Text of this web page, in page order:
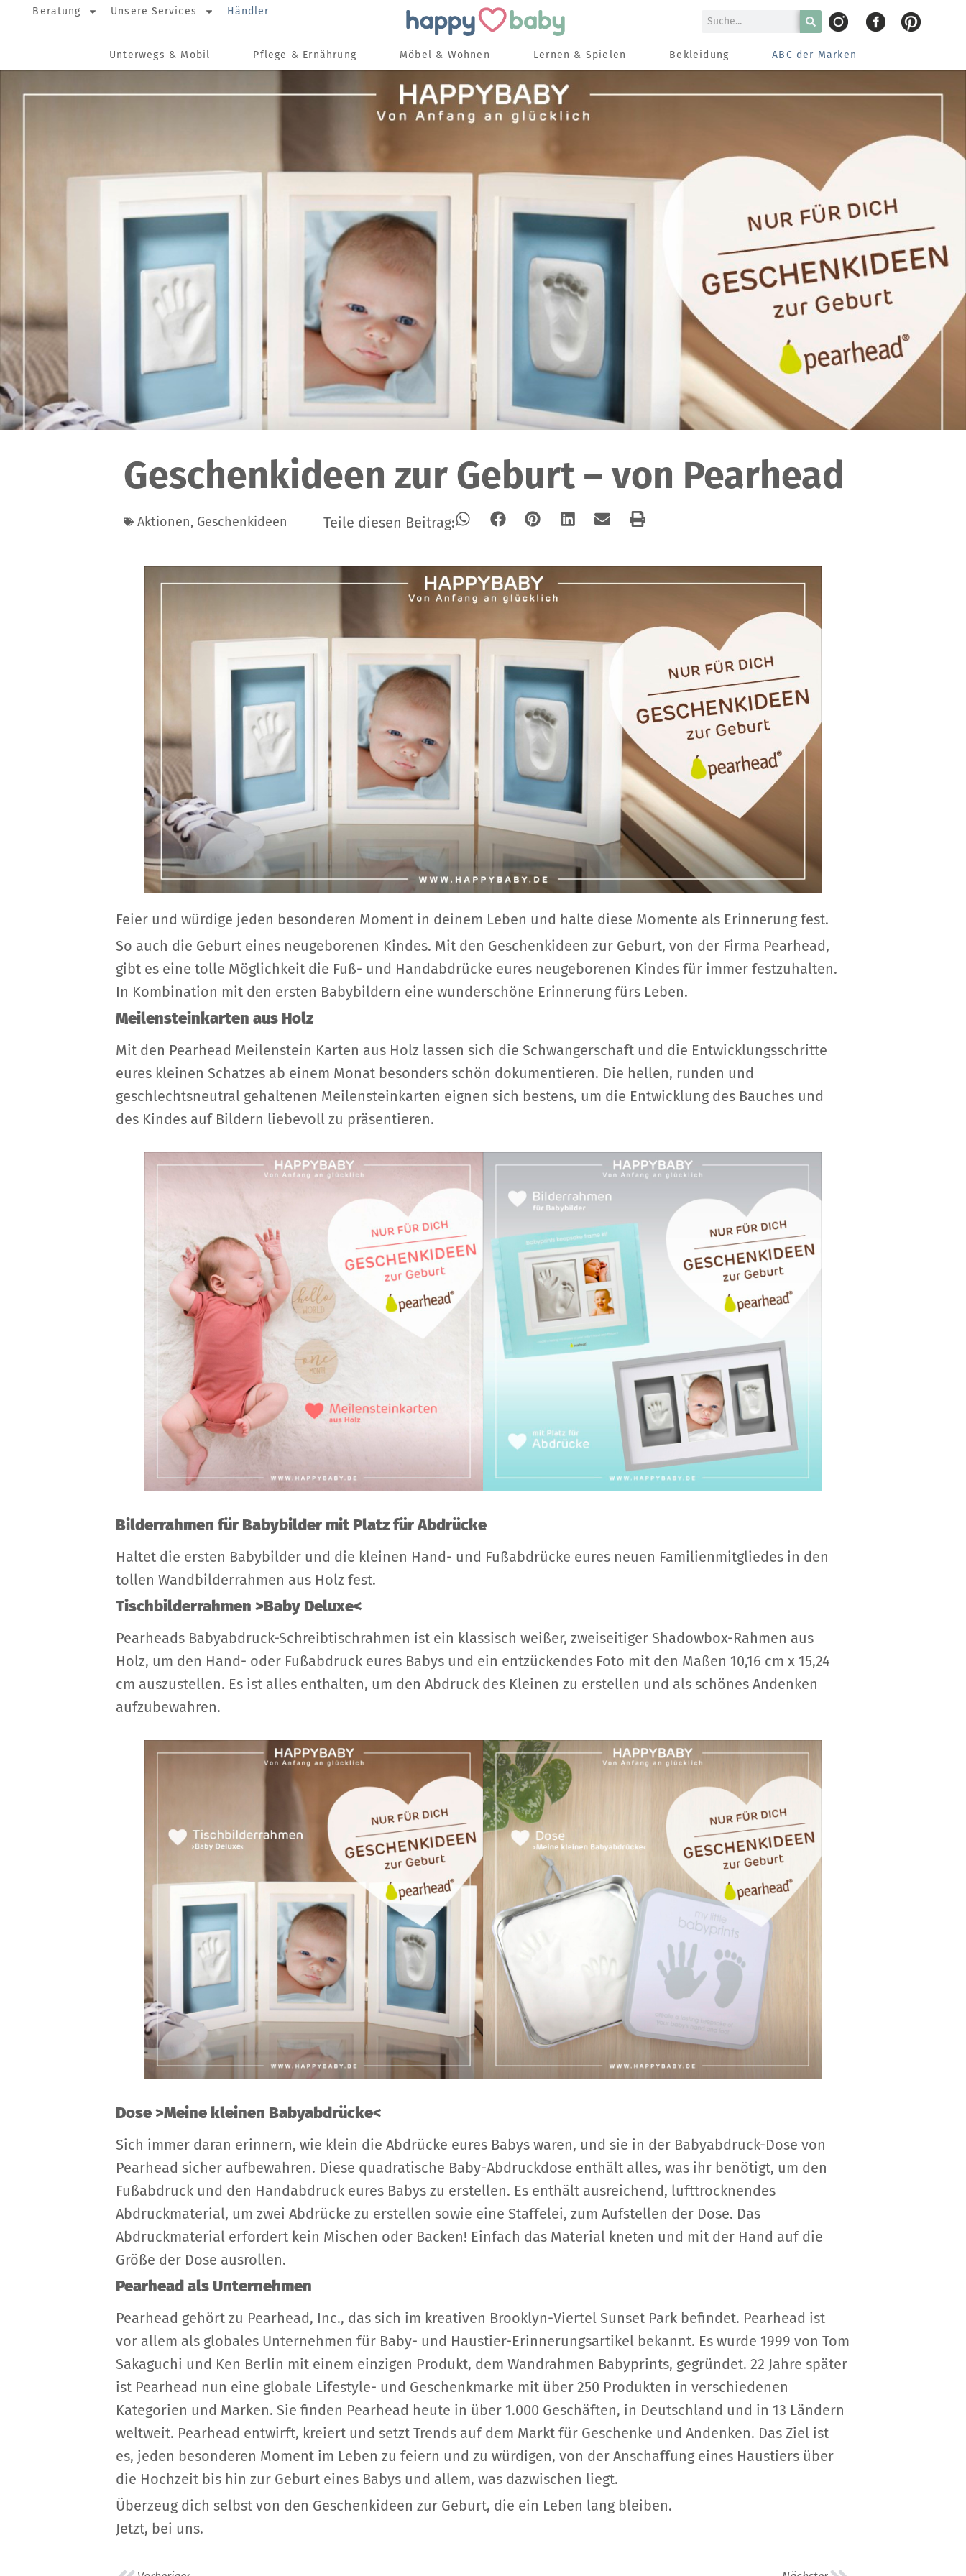
Beratung Unsere Services Händler
Unterwegs & Mobil Pflege & Ernährung Möbel & Wohnen Lernen & Spielen Bekleidung ABC der Marken
Geschenkideen zur Geburt – von Pearhead
Aktionen, Geschenkideen Teile diesen Beitrag:
Feier und würdige jeden besonderen Moment in deinem Leben und halte diese Momente als Erinnerung fest.
So auch die Geburt eines neugeborenen Kindes. Mit den Geschenkideen zur Geburt, von der Firma Pearhead,
gibt es eine tolle Möglichkeit die Fuß- und Handabdrücke eures neugeborenen Kindes für immer festzuhalten.
In Kombination mit den ersten Babybildern eine wunderschöne Erinnerung fürs Leben.
Meilensteinkarten aus Holz
Mit den Pearhead Meilenstein Karten aus Holz lassen sich die Schwangerschaft und die Entwicklungsschritte
eures kleinen Schatzes ab einem Monat besonders schön dokumentieren. Die hellen, runden und
geschlechtsneutral gehaltenen Meilensteinkarten eignen sich bestens, um die Entwicklung des Bauches und
des Kindes auf Bildern liebevoll zu präsentieren.
Bilderrahmen für Babybilder mit Platz für Abdrücke
Haltet die ersten Babybilder und die kleinen Hand- und Fußabdrücke eures neuen Familienmitgliedes in den
tollen Wandbilderrahmen aus Holz fest.
Tischbilderrahmen >Baby Deluxe<
Pearheads Babyabdruck-Schreibtischrahmen ist ein klassisch weißer, zweiseitiger Shadowbox-Rahmen aus
Holz, um den Hand- oder Fußabdruck eures Babys und ein entzückendes Foto mit den Maßen 10,16 cm x 15,24
cm auszustellen. Es ist alles enthalten, um den Abdruck des Kleinen zu erstellen und als schönes Andenken
aufzubewahren.
Dose >Meine kleinen Babyabdrücke<
Sich immer daran erinnern, wie klein die Abdrücke eures Babys waren, und sie in der Babyabdruck-Dose von
Pearhead sicher aufbewahren. Diese quadratische Baby-Abdruckdose enthält alles, was ihr benötigt, um den
Fußabdruck und den Handabdruck eures Babys zu erstellen. Es enthält ausreichend, lufttrocknendes
Abdruckmaterial, um zwei Abdrücke zu erstellen sowie eine Staffelei, zum Aufstellen der Dose. Das
Abdruckmaterial erfordert kein Mischen oder Backen! Einfach das Material kneten und mit der Hand auf die
Größe der Dose ausrollen.
Pearhead als Unternehmen
Pearhead gehört zu Pearhead, Inc., das sich im kreativen Brooklyn-Viertel Sunset Park befindet. Pearhead ist
vor allem als globales Unternehmen für Baby- und Haustier-Erinnerungsartikel bekannt. Es wurde 1999 von Tom
Sakaguchi und Ken Berlin mit einem einzigen Produkt, dem Wandrahmen Babyprints, gegründet. 22 Jahre später
ist Pearhead nun eine globale Lifestyle- und Geschenkmarke mit über 250 Produkten in verschiedenen
Kategorien und Marken. Sie finden Pearhead heute in über 1.000 Geschäften, in Deutschland und in 13 Ländern
weltweit. Pearhead entwirft, kreiert und setzt Trends auf dem Markt für Geschenke und Andenken. Das Ziel ist
es, jeden besonderen Moment im Leben zu feiern und zu würdigen, von der Anschaffung eines Haustiers über
die Hochzeit bis hin zur Geburt eines Babys und allem, was dazwischen liegt.
Überzeug dich selbst von den Geschenkideen zur Geburt, die ein Leben lang bleiben.
Jetzt, bei uns.